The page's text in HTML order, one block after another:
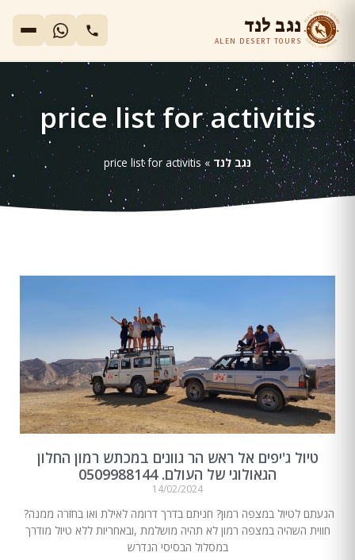
נגב לנד
ALEN DESERT TOURS
price list for activitis
נגב לנד »
price list for activitis
טיול ג'יפים אל ראש הר גוונים במכתש רמון החלון
הגאולוגי של העולם. 0509988144
14/02/2024
הגעתם לטיול במצפה רמון? חניתם בדרך דרומה לאילת ואו בחזרה ממנה?
חווית השהיה במצפה רמון לא תהיה מושלמת ,ובאחריות ללא טיול מודרך
במסלול הבסיסי הנדרש